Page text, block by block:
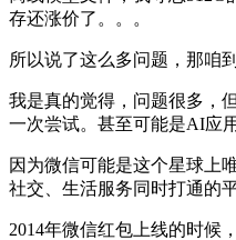
存还涨价了。。。
所以说了这么多问题，那咱
我是真的觉得，问题很多，
一次尝试。甚至可能是AI应
因为微信可能是这个星球上
社交、生活服务同时打通的平
2014年微信红包上线的时候